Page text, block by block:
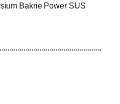
Bakrie Power SUS